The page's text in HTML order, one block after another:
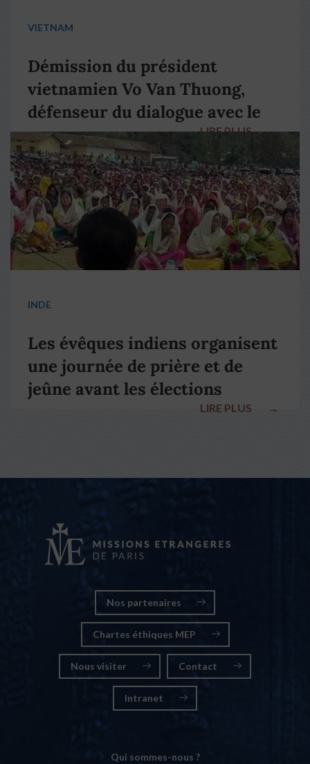
VIETNAM
Démission du président
vietnamien Vo Van Thuong,
défenseur du dialogue avec le
pape François
LIRE PLUS →
INDE
Les évêques indiens organisent
une journée de prière et de
jeûne avant les élections
LIRE PLUS →
Nos partenaires
Chartes éthiques MEP
Nous visiter Contact
Intranet
Qui sommes-nous ?